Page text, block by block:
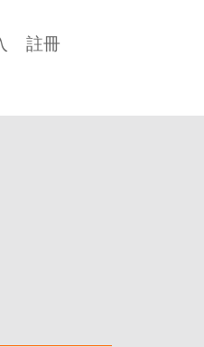
註冊